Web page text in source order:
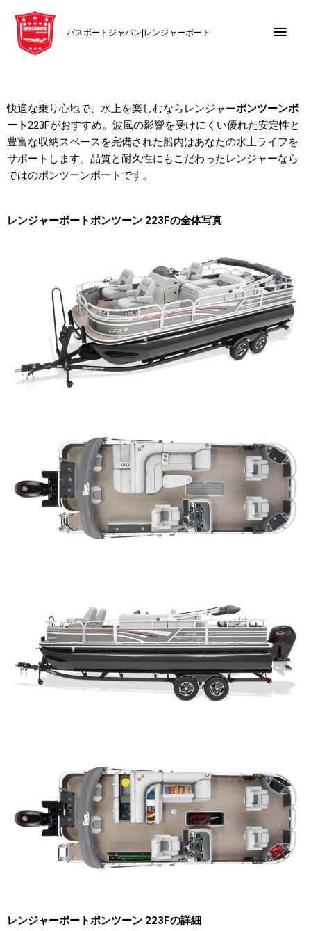
プ
バスボートジャパン|レンジャーボート
メ
ニ
快適な乗り心地で、水上を楽しむならレンジャーポンツーンボ
ート223Fがおすすめ。波風の影響を受けにくい優れた安定性と
豊富な収納スペースを完備された船内はあなたの水上ライフを
サポートします。品質と耐久性にもこだわったレンジャーなら
ではのポンツーンボートです。
レンジャーボートポンツーン 223Fの全体写真
レンジャーボートポンツーン 223Fの詳細